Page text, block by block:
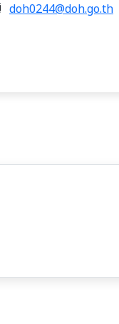
doh0244@doh.go.th